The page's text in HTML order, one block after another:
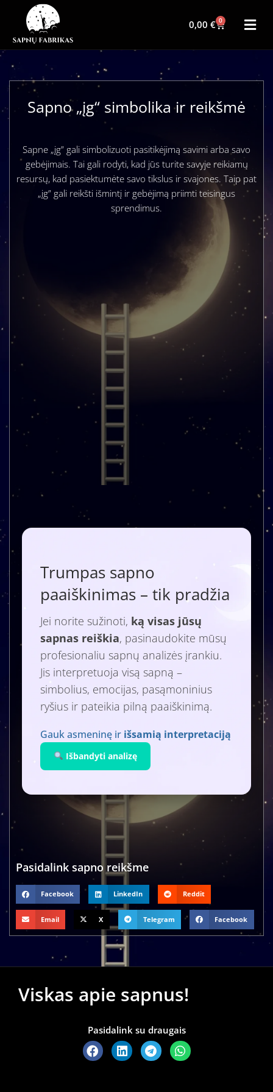
0,00 € 0
Sapno „įg“ simbolika ir reikšmė
Sapne „įg” gali simbolizuoti pasitikėjimą savimi arba savo
gebėjimais. Tai gali rodyti, kad jūs turite savyje reikiamų
resursų, kad pasiektumėte savo tikslus ir svajones. Taip pat
„įg” gali reikšti išmintį ir gebėjimą priimti teisingus
sprendimus.
Trumpas sapno
paaiškinimas – tik pradžia
Jei norite sužinoti, ką visas jūsų
sapnas reiškia, pasinaudokite mūsų
profesionaliu sapnų analizės įrankiu.
Jis interpretuoja visą sapną –
simbolius, emocijas, pasąmoninius
ryšius ir pateikia pilną paaiškinimą.
Gauk asmeninę ir išsamią interpretaciją
Išbandyti analizę
Pasidalink sapno reikšme
Facebook LinkedIn Reddit
Email X Telegram Facebook
Viskas apie sapnus!
Pasidalink su draugais